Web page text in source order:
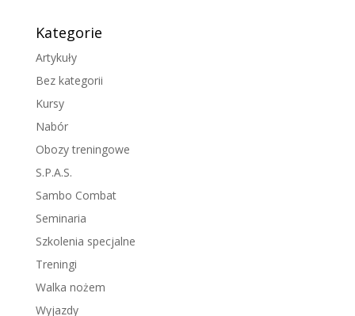
Kategorie
Artykuły
Bez kategorii
Kursy
Nabór
Obozy treningowe
S.P.A.S.
Sambo Combat
Seminaria
Szkolenia specjalne
Treningi
Walka nożem
Wyjazdy